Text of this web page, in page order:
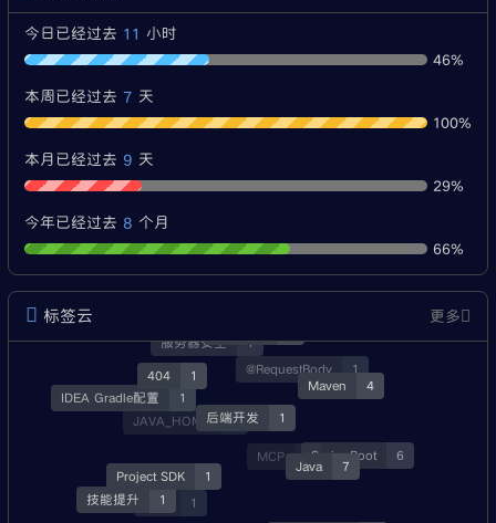
今日已经过去 11 小时
46%
本周已经过去 7 天
100%
本月已经过去 9 天
29%
今年已经过去 8 个月
66%
标签云 更多
后端开发 1
Java 7
Maven 4
404 1
Project SDK 1
SpringBoot 6
@RequestBody 1
服务器安全 1
IDEA Gradle配置 1
技能提升 1
MCP
JAVA_HOME 3
就业 1